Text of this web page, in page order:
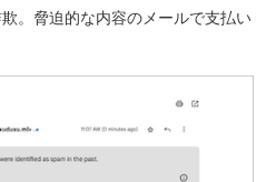
。脅迫的な内容のメールで支払い